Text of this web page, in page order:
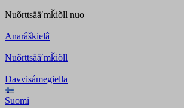
Nuõrttsääʹmǩiõll nuo
Anarâškielâ
Nuõrttsääʹmǩiõll
Davvisámegiella
Suomi